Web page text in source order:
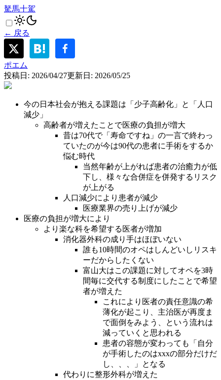
駑馬十駕
← 戻る
ポエム
投稿日: 2026/04/27更新日: 2026/05/25
今の日本社会が抱える課題は「少子高齢化」と「人口
減少」
高齢者が増えたことで医療の負担が増大
昔は70代で「寿命ですね」の一言で終わっ
ていたのが今は90代の患者に手術をするか
悩む時代
当然年齢が上がれば患者の治癒力が低
下し、様々な合併症を併発するリスク
が上がる
人口減少により患者が減少
医療業界の売り上げが減少
医療の負担が増大により
より楽な科を希望する医者が増加
消化器外科の成り手はほぼいない
誰も10時間のオペはしんどいしリスキ
ーだからしたくない
富山大はこの課題に対してオペを3時
間毎に交代する制度にしたことで希望
者が増えた
これにより医者の責任意識の希
薄化が起こり、主治医が再度ま
で面倒をみよう、という流れは
減っていくと思われる
患者の容態が変わっても「自分
が手術したのはxxxの部分だけだ
し、、、」となる
代わりに整形外科が増えた